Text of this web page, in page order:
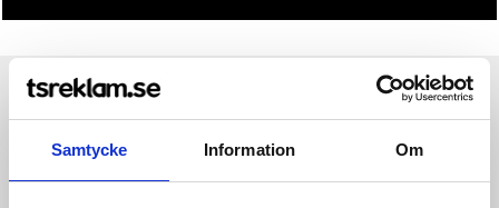
Samtycke Information Om